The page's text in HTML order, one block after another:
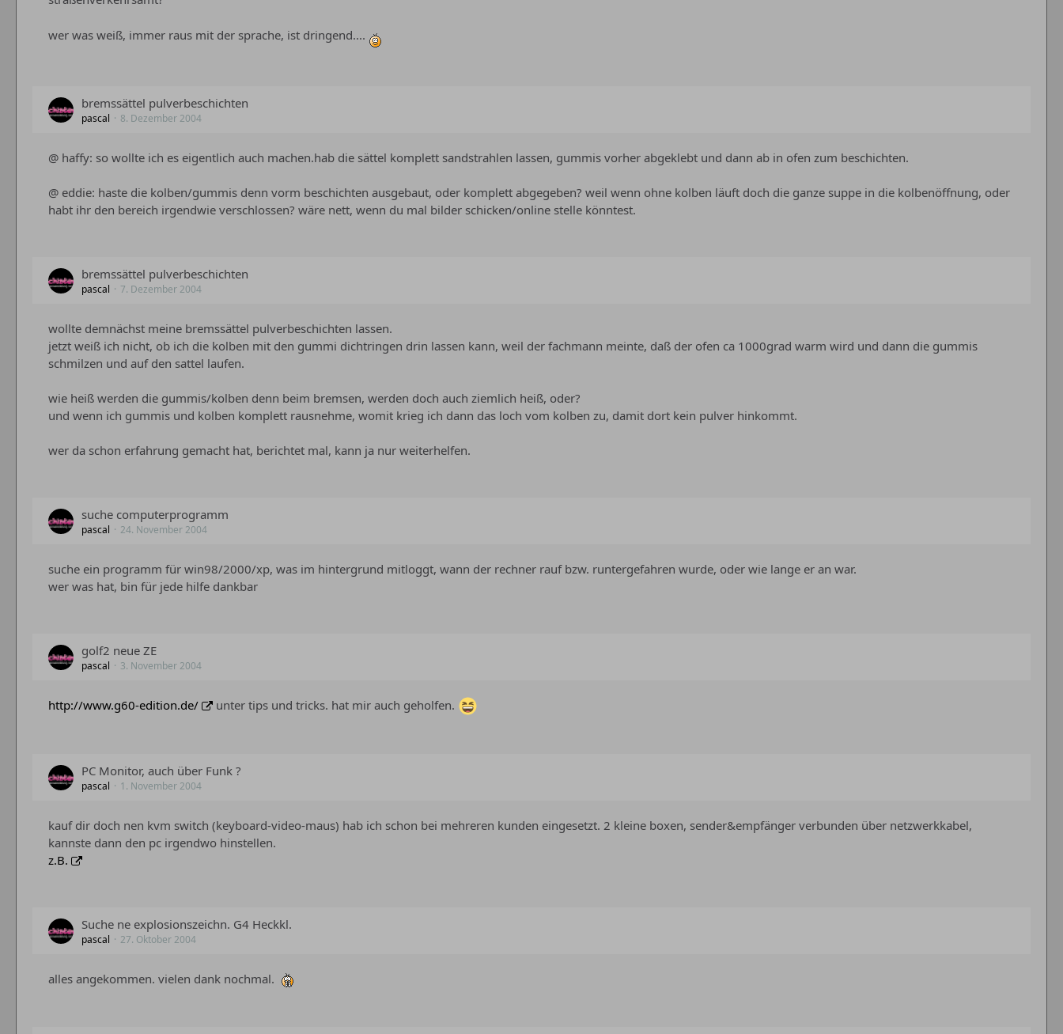
wer was weiß, immer raus mit der sprache, ist dringend....
bremssättel pulverbeschichten
pascal 8. Dezember 2004
@ haffy: so wollte ich es eigentlich auch machen.hab die sättel komplett sandstrahlen lassen, gummis vorher abgeklebt und dann ab in ofen zum beschichten.
@ eddie: haste die kolben/gummis denn vorm beschichten ausgebaut, oder komplett abgegeben? weil wenn ohne kolben läuft doch die ganze suppe in die kolbenöffnung, oder
habt ihr den bereich irgendwie verschlossen? wäre nett, wenn du mal bilder schicken/online stelle könntest.
bremssättel pulverbeschichten
pascal 7. Dezember 2004
wollte demnächst meine bremssättel pulverbeschichten lassen.
jetzt weiß ich nicht, ob ich die kolben mit den gummi dichtringen drin lassen kann, weil der fachmann meinte, daß der ofen ca 1000grad warm wird und dann die gummis
schmilzen und auf den sattel laufen.
wie heiß werden die gummis/kolben denn beim bremsen, werden doch auch ziemlich heiß, oder?
und wenn ich gummis und kolben komplett rausnehme, womit krieg ich dann das loch vom kolben zu, damit dort kein pulver hinkommt.
wer da schon erfahrung gemacht hat, berichtet mal, kann ja nur weiterhelfen.
suche computerprogramm
pascal 24. November 2004
suche ein programm für win98/2000/xp, was im hintergrund mitloggt, wann der rechner rauf bzw. runtergefahren wurde, oder wie lange er an war.
wer was hat, bin für jede hilfe dankbar
golf2 neue ZE
pascal 3. November 2004
http://www.g60-edition.de/ unter tips und tricks. hat mir auch geholfen.
PC Monitor, auch über Funk ?
pascal 1. November 2004
kauf dir doch nen kvm switch (keyboard-video-maus) hab ich schon bei mehreren kunden eingesetzt. 2 kleine boxen, sender&empfänger verbunden über netzwerkkabel,
kannste dann den pc irgendwo hinstellen.
z.B.
Suche ne explosionszeichn. G4 Heckkl.
pascal 27. Oktober 2004
alles angekommen. vielen dank nochmal.